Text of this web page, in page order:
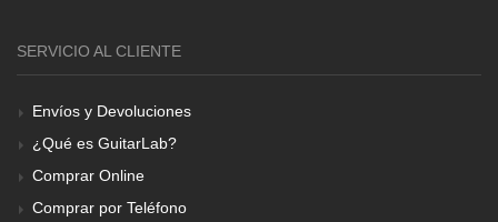
SERVICIO AL CLIENTE
Envíos y Devoluciones
¿Qué es GuitarLab?
Comprar Online
Comprar por Teléfono